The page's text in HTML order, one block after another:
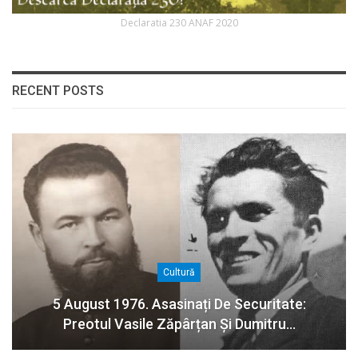
Declaratia 230 ANAF 2020
RECENT POSTS
Cultură
5 August 1976. Asasinați De Securitate:
Preotul Vasile Zăpârțan Și Dumitru…